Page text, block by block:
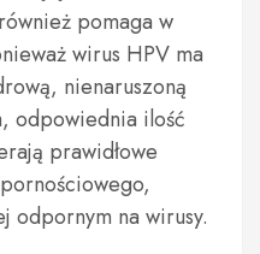
pomaga w
wirus HPV ma
nienaruszoną
odpowiednia ilość
prawidłowe
odpornym na wirusy.